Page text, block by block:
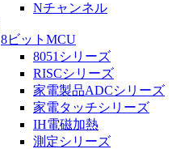
Nチャンネル
8ビットMCU
8051シリーズ
RISCシリーズ
家電製品ADCシリーズ
家電タッチシリーズ
IH電磁加熱
測定シリーズ